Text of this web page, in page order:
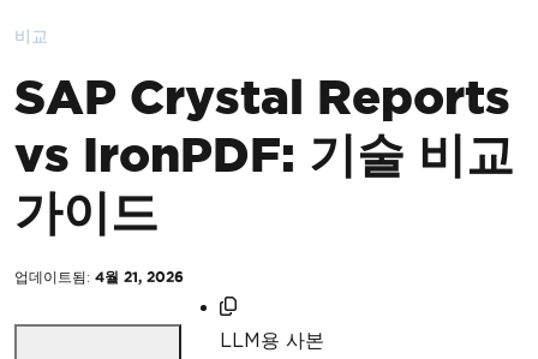
비교
SAP Crystal Reports
vs IronPDF: 기술 비교
가이드
업데이트됨: 4월 21, 2026
LLM용 사본